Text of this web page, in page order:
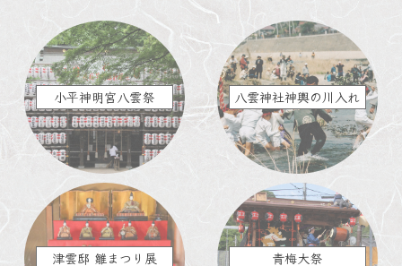
小平神明宮八雲祭 八雲神社神輿の川入れ
津雲邸 雛まつり展 青梅大祭